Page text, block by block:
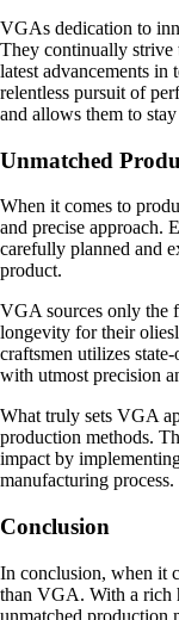
VGAs dedication to
They continually strive
latest advancements
relentless pursuit of
and allows them to
Unmatched
When it comes to
and precise approach.
carefully planned and
product.
VGA sources only the
longevity for their
craftsmen utilizes
with utmost precision
What truly sets VGA
production methods.
impact by
manufacturing process.
Conclusion
In conclusion, when it
than VGA. With a rich
unmatched production